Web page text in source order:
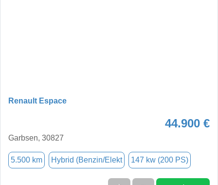
Renault Espace
44.900 €
Garbsen, 30827
5.500 km Hybrid (Benzin/Elekt 147 kw (200 PS)